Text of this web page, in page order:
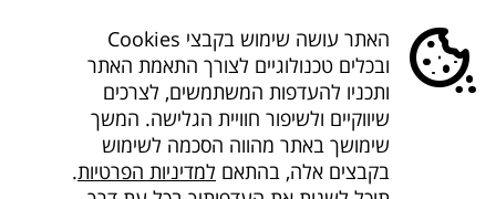
חבילות נופש בחו"ל
חבילות נופש בחו"ל
חבילות טוס וסע
דילים לחו"ל
האתר עושה שימוש בקבצי Cookies
ובכלים טכנולוגיים לצורך התאמת האתר
ותכניו להעדפות המשתמשים, לצרכים
שיווקיים ולשיפור חוויית הגלישה. המשך
שימושך באתר מהווה הסכמה לשימוש
בקבצים אלה, בהתאם למדיניות הפרטיות.